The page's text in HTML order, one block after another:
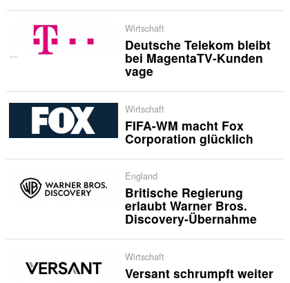
Wirtschaft
Deutsche Telekom bleibt
bei MagentaTV-Kunden
vage
Wirtschaft
FIFA-WM macht Fox
Corporation glücklich
England
Britische Regierung
erlaubt Warner Bros.
Discovery-Übernahme
Wirtschaft
Versant schrumpft weiter